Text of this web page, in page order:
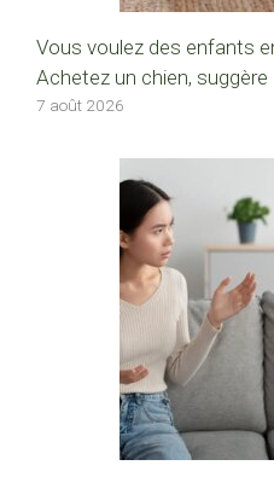
Vous voulez des enfants
Achetez un chien, suggère
7 août 2026